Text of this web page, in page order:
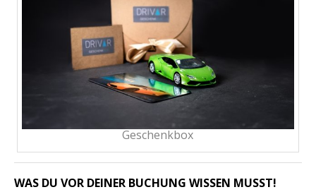
Geschenkbox
WAS DU VOR DEINER BUCHUNG WISSEN MUSST!